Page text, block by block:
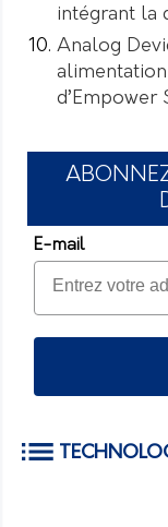
intégrant la
Analog
alimentation
d’Empower
E-mail